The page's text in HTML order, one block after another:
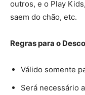
outros, e o Play
saem do chão, etc.
Regras para o
Válido somente
Será necessário